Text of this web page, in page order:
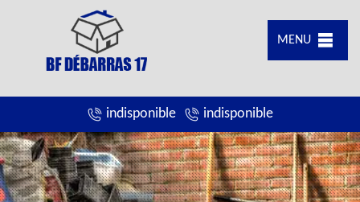
MENU
indisponible indisponible